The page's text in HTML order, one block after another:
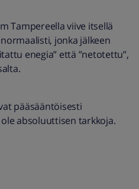
Tampereella viive itsellä
jonka jälkeen
enegia” että ”netotettu”,
pääsääntöisesti
absoluuttisen tarkkoja.